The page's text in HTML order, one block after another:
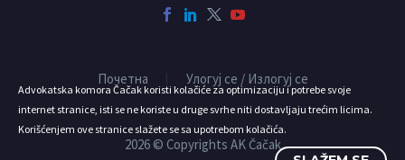
Почетна Улогуј се / Излогуј се
2026 © Copyrights AK Čačak
Advokatska komora Čačak koristi kolačiće za optimizaciju i potrebe svoje
internet stranice, isti se ne koriste u druge svrhe niti dostavljaju trećim licima.
Korišćenjem ove stranice slažete se sa upotrebom kolačića.